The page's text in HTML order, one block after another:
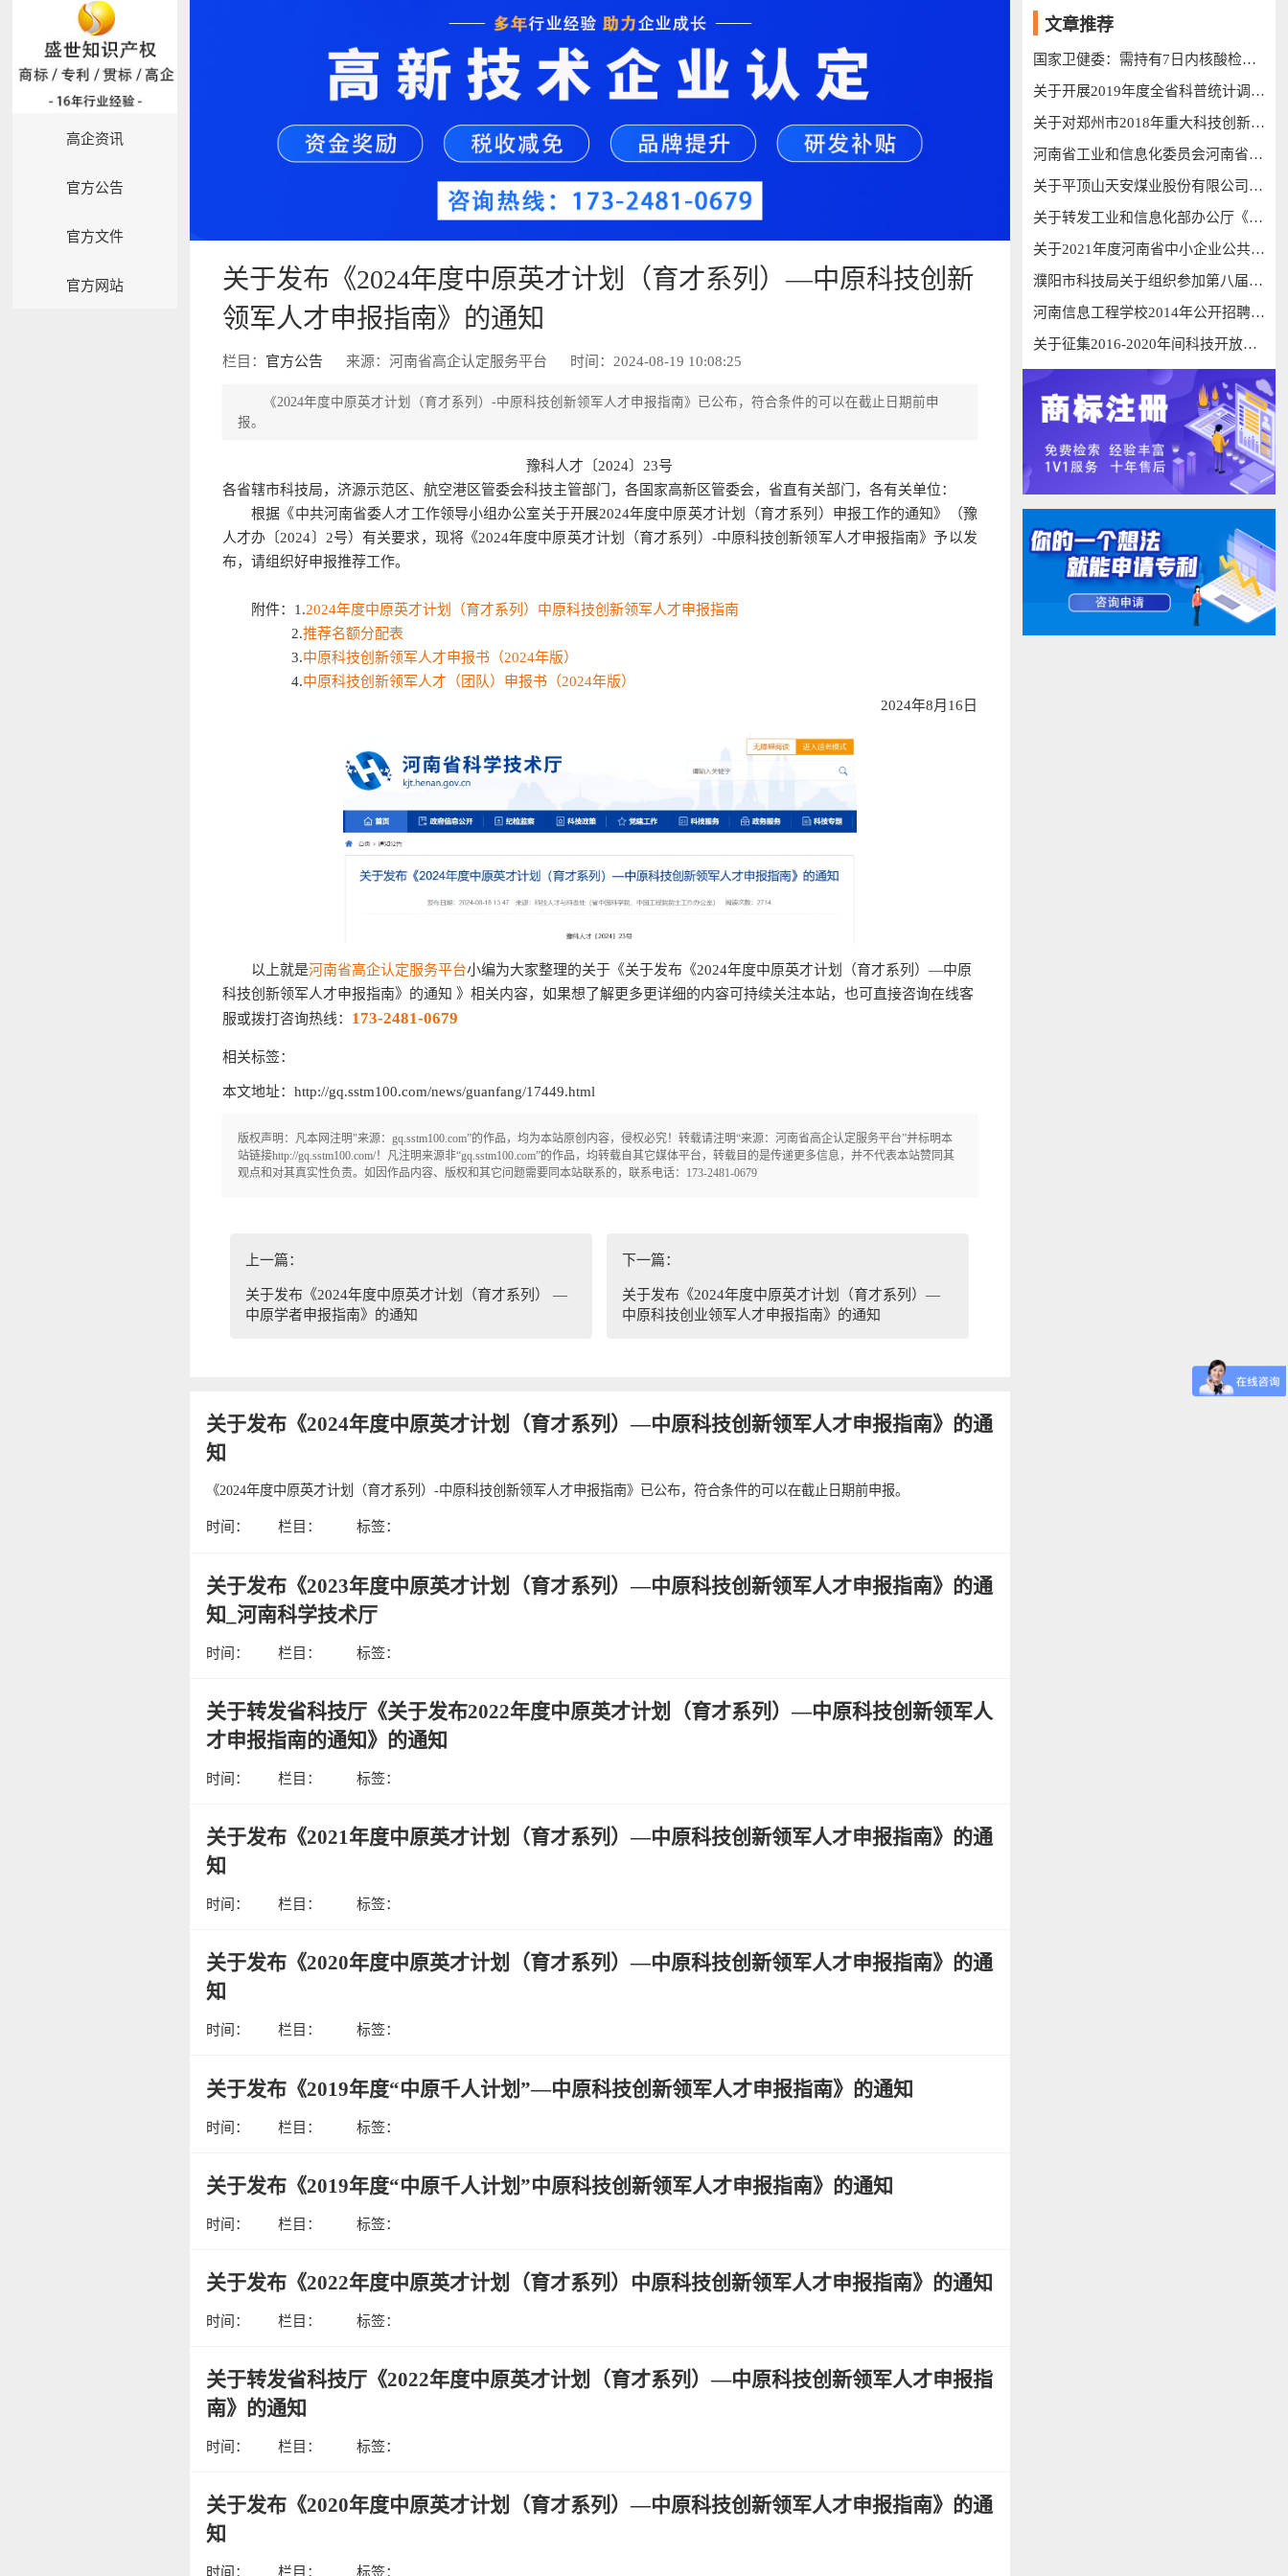
高企资讯
官方公告
官方文件
官方网站
关于发布《2024年度中原英才计划（育才系列）—中原科技创新
领军人才申报指南》的通知
栏目： 官方公告 来源：河南省高企认定服务平台 时间：2024-08-19 10:08:25
《2024年度中原英才计划（育才系列）-中原科技创新领军人才申报指南》已公布，符合条件的可以在截止日期前申
报。
豫科人才〔2024〕23号
各省辖市科技局，济源示范区、航空港区管委会科技主管部门，各国家高新区管委会，省直有关部门，各有关单位：
根据《中共河南省委人才工作领导小组办公室关于开展2024年度中原英才计划（育才系列）申报工作的通知》（豫
人才办〔2024〕2号）有关要求，现将《2024年度中原英才计划（育才系列）-中原科技创新领军人才申报指南》予以发
布，请组织好申报推荐工作。
附件：1.2024年度中原英才计划（育才系列）中原科技创新领军人才申报指南
2.推荐名额分配表
3.中原科技创新领军人才申报书（2024年版）
4.中原科技创新领军人才（团队）申报书（2024年版）
2024年8月16日
以上就是河南省高企认定服务平台小编为大家整理的关于《关于发布《2024年度中原英才计划（育才系列）—中原
科技创新领军人才申报指南》的通知 》相关内容，如果想了解更多更详细的内容可持续关注本站，也可直接咨询在线客
服或拨打咨询热线： 173-2481-0679
相关标签：
本文地址：http://gq.sstm100.com/news/guanfang/17449.html
版权声明：凡本网注明"来源：gq.sstm100.com”的作品，均为本站原创内容，侵权必究！转载请注明“来源：河南省高企认定服务平台”并标明本
站链接http://gq.sstm100.com/！凡注明来源非“gq.sstm100.com”的作品，均转载自其它媒体平台，转载目的是传递更多信息，并不代表本站赞同其
观点和对其真实性负责。如因作品内容、版权和其它问题需要同本站联系的，联系电话：173-2481-0679
上一篇：
关于发布《2024年度中原英才计划（育才系列） —
中原学者申报指南》的通知
下一篇：
关于发布《2024年度中原英才计划（育才系列）—
中原科技创业领军人才申报指南》的通知
关于发布《2024年度中原英才计划（育才系列）—中原科技创新领军人才申报指南》的通
知
《2024年度中原英才计划（育才系列）-中原科技创新领军人才申报指南》已公布，符合条件的可以在截止日期前申报。
时间： 栏目： 标签：
关于发布《2023年度中原英才计划（育才系列）—中原科技创新领军人才申报指南》的通
知_河南科学技术厅
时间： 栏目： 标签：
关于转发省科技厅《关于发布2022年度中原英才计划（育才系列）—中原科技创新领军人
才申报指南的通知》的通知
时间： 栏目： 标签：
关于发布《2021年度中原英才计划（育才系列）—中原科技创新领军人才申报指南》的通
知
时间： 栏目： 标签：
关于发布《2020年度中原英才计划（育才系列）—中原科技创新领军人才申报指南》的通
知
时间： 栏目： 标签：
关于发布《2019年度“中原千人计划”—中原科技创新领军人才申报指南》的通知
时间： 栏目： 标签：
关于发布《2019年度“中原千人计划”中原科技创新领军人才申报指南》的通知
时间： 栏目： 标签：
关于发布《2022年度中原英才计划（育才系列）中原科技创新领军人才申报指南》的通知
时间： 栏目： 标签：
关于转发省科技厅《2022年度中原英才计划（育才系列）—中原科技创新领军人才申报指
南》的通知
时间： 栏目： 标签：
关于发布《2020年度中原英才计划（育才系列）—中原科技创新领军人才申报指南》的通
知
时间： 栏目： 标签：
文章推荐
国家卫健委：需持有7日内核酸检测阴性证明才能返乡
关于开展2019年度全省科普统计调查工作的通知
关于对郑州市2018年重大科技创新专项项目拟立项支持的公示
河南省工业和信息化委员会河南省环境保护厅河南省公安厅河南省工商行政管理局关于实施第五阶段机动车排放标准的公告
关于平顶山天安煤业股份有限公司十二矿复工复产的公告
关于转发工业和信息化部办公厅《关于组织开展2017年中德智能制造合作试点示范工作的通知》的通知
关于2021年度河南省中小企业公共服务示范平台拟认定名单的公示
濮阳市科技局关于组织参加第八届中国创新创业大赛河南赛区暨第十一届河南省创新创业大赛的通知
河南信息工程学校2014年公开招聘专业技术人员工作方案
关于征集2016-2020年间科技开放合作类计划项目 预备申报统计目录的通知